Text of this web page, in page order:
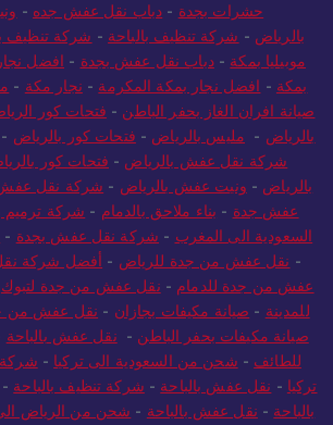
حشرات بجدة - دباب نقل عفش جده -
بالرياض - شركة تنظيف بالباحة - شركة تنظيف
موبيليا بمكة -دباب نقل عفش بجدة - افضل
بمكة - افضل نجار بمكة المكرمة - نجار مكة -
صيانة افران الغاز بحفر الباطن - فتحات كور
بالرياض - مليس بالرياض - فتحات كور بالرياض -
شركة نقل عفش بالرياض - فتحات كور
بالرياض - ونيت عفش بالرياض - شركة نقل عفش
عفش جدة - بناء ملاحق بالدمام - شركة ترميم
السعودية الى المغرب - شركة نقل عفش بجدة -
- نقل عفش من جدة للرياض - أفضل شركة
عفش من جدة للدمام - نقل عفش من جدة لتبوك
للمدينة - صيانة مكيفات بجازان - نقل عفش من
صيانة مكيفات بحفر الباطن - نقل عفش بالباحة
للطائف - شحن من السعودية الى تركيا -
تركيا - نقل عفش بالباحة - شركة تنظيف بالباحة -
بالباحة - نقل عفش بالباحة - شحن من الرياض